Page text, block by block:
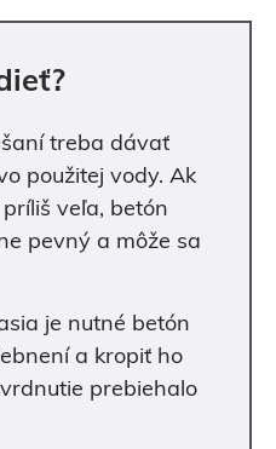
treba dávať
použitej vody. Ak
veľa, betón
pevný a môže sa
je nutné betón
a kropiť ho
prebiehalo